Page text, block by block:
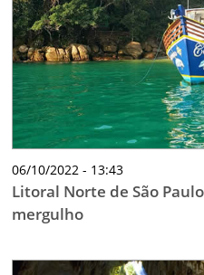
06/10/2022 - 13:43
Litoral Norte de São
mergulho